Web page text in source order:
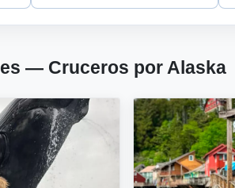
— Cruceros por Alaska